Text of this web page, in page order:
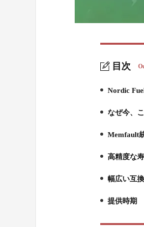
目次
Nordic
なぜ今、
Memfault
4.
高精度な
5.
幅広い互
6.
提供時期